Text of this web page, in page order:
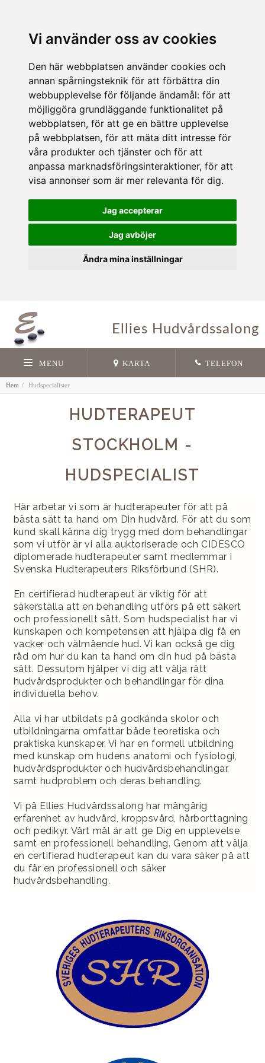
Vi använder oss av cookies
Den här webbplatsen använder cookies och
annan spårningsteknik för att förbättra din
webbupplevelse för följande ändamål: för att
möjliggöra grundläggande funktionalitet på
webbplatsen, för att ge en bättre upplevelse
på webbplatsen, för att mäta ditt intresse för
våra produkter och tjänster och för att
anpassa marknadsföringsinteraktioner, för att
visa annonser som är mer relevanta för dig.
Jag accepterar
Jag avböjer
Ändra mina inställningar
Ellies Hudvårdssalong
MENU KARTA TELEFON
Hem Hudspecialister
HUDTERAPEUT
STOCKHOLM -
HUDSPECIALIST
Här arbetar vi som är hudterapeuter för att på
bästa sätt ta hand om Din hudvård. För att du som
kund skall känna dig trygg med dom behandlingar
som vi utför är vi alla auktoriserade och CIDESCO
diplomerade hudterapeuter samt medlemmar i
Svenska Hudterapeuters Riksförbund (SHR).
En certifierad hudterapeut är viktig för att
säkerställa att en behandling utförs på ett säkert
och professionellt sätt. Som hudspecialist har vi
kunskapen och kompetensen att hjälpa dig få en
vacker och välmående hud. Vi kan också ge dig
råd om hur du kan ta hand om din hud på bästa
sätt. Dessutom hjälper vi dig att välja rätt
hudvårdsprodukter och behandlingar för dina
individuella behov.
Alla vi har utbildats på godkända skolor och
utbildningarna omfattar både teoretiska och
praktiska kunskaper. Vi har en formell utbildning
med kunskap om hudens anatomi och fysiologi,
hudvårdsprodukter och hudvårdsbehandlingar,
samt hudproblem och deras behandling.
Vi på Ellies Hudvårdssalong har mångårig
erfarenhet av hudvård, kroppsvård, hårborttagning
och pedikyr. Vårt mål är att ge Dig en upplevelse
samt en professionell behandling. Genom att välja
en certifierad hudterapeut kan du vara säker på att
du får en professionell och säker
hudvårdsbehandling.